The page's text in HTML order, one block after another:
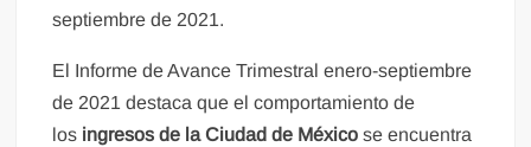
septiembre de 2021.
El Informe de Avance Trimestral enero-septiembre
de 2021 destaca que el comportamiento de
los ingresos de la Ciudad de México se encuentra